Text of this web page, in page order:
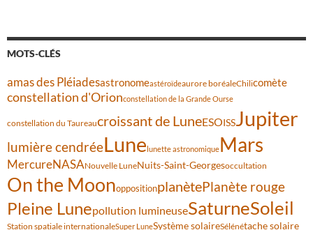
MOTS-CLÉS
amas des Pléiadesastronomeastéroïdeaurore boréaleChilicomète
constellation d'Orionconstellation de la Grande Ourse
constellation du Taureaucroissant de LuneESOISSJupiter
lumière cendréeLunelunette astronomiqueMars
MercureNASANouvelle LuneNuits-Saint-Georgesoccultation
On the MoonoppositionplanètePlanète rouge
Pleine Lunepollution lumineuseSaturneSoleil
Station spatiale internationaleSuper LuneSystème solaireSélénétache solaire